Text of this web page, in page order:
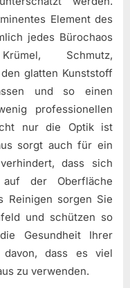
Element des
jedes Bürochaos
Schmutz,
glatten Kunststoff
und so einen
professionellen
nur die Optik ist
sorgt auch für ein
dass sich
der Oberfläche
Reinigen sorgen Sie
und schützen so
Gesundheit Ihrer
davon, dass es viel
zu verwenden.